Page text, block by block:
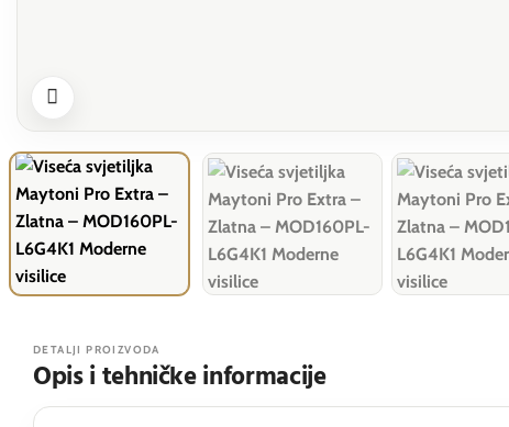
DETALJI PROIZVODA
Opis i tehničke informacije